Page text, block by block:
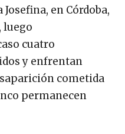
en Córdoba,
luego
cuatro
y enfrentan
cometida
permanecen